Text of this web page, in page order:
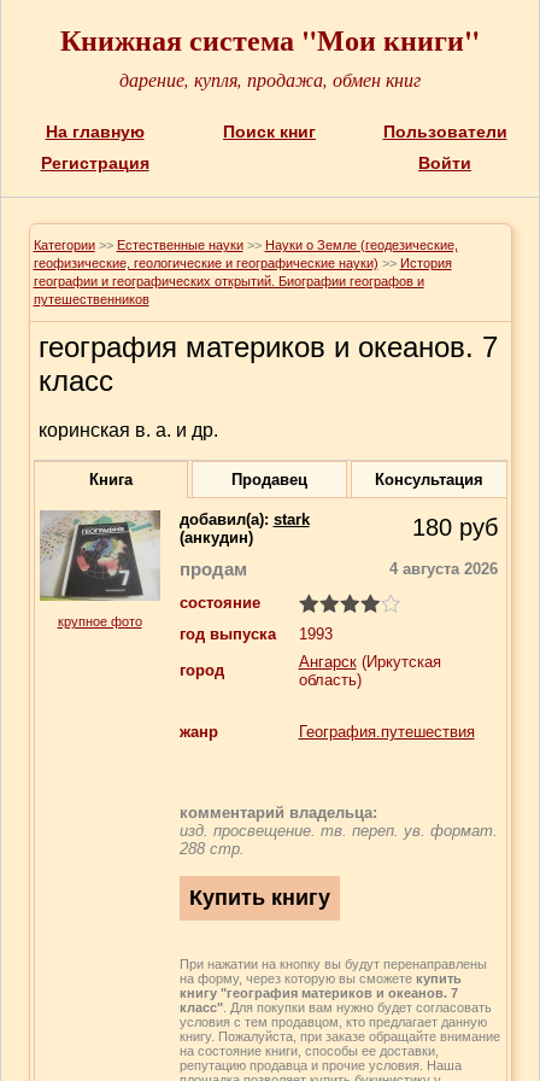
Книжная система "Мои книги"
дарение, купля, продажа, обмен книг
На главную Поиск книг
Пользователи
Регистрация
Войти
Категории >> Естественные науки >> Науки о Земле (геодезические,
геофизические, геологические и географические науки) >> История
географии и географических открытий. Биографии географов и
путешественников
география материков и океанов. 7
класс
коринская в. а. и др.
Книга Продавец Консультация
крупное фото
добавил(a): stark
(анкудин)
180 руб
продам
4 августа 2026
состояние
год выпуска
1993
город
Ангарск(Иркутская
область)
жанр География.путешествия
комментарий владельца:
изд. просвещение. тв. переп. ув. формат.
288 стр.
При нажатии на кнопку вы будут перенаправлены
на форму, через которую вы сможете купить
книгу "география материков и океанов. 7
класс". Для покупки вам нужно будет согласовать
условия с тем продавцом, кто предлагает данную
книгу. Пожалуйста, при заказе обращайте внимание
на состояние книги, способы ее доставки,
репутацию продавца и прочие условия. Наша